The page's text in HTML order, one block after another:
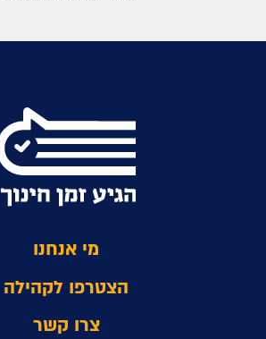
מי אנחנו
הצטרפו לקהילה
צרו קשר